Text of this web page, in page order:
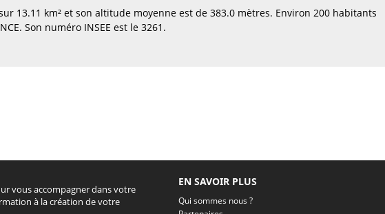
sur 13.11 km² et son altitude moyenne est de 383.0 mètres. Environ 200 habitants
Son numéro INSEE est le 3261.
vous accompagner dans votre
à la création de votre
EN SAVOIR PLUS
Qui sommes nous ?